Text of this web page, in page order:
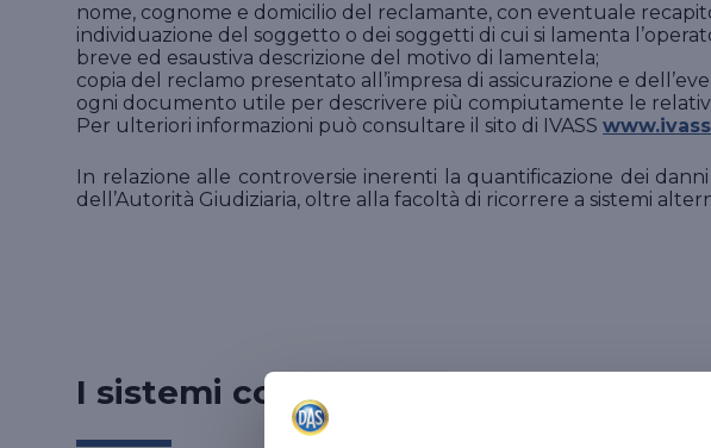
nome, cognome e domicilio del reclamante, con eventuale
individuazione del soggetto o dei soggetti di cui si lamenta
breve ed esaustiva descrizione del motivo di lamentela;
copia del reclamo presentato all’impresa di assicurazione e
ogni documento utile per descrivere più compiutamente le
Per ulteriori informazioni può consultare il sito di IVASS
In relazione alle controversie inerenti la quantificazione dei
dell’Autorità Giudiziaria, oltre alla facoltà di ricorrere a sistemi
I sistemi convenzionali di